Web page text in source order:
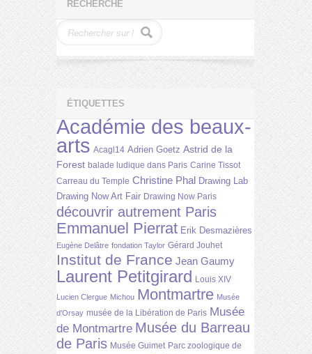
RECHERCHE
ÉTIQUETTES
Académie des beaux-
arts Acagl14 Adrien Goetz Astrid de la
Forest balade ludique dans Paris Carine Tissot
Carreau du Temple Christine Phal Drawing Lab
Drawing Now Art Fair Drawing Now Paris
découvrir autrement Paris
Emmanuel Pierrat Erik Desmazières
Eugène Delâtre fondation Taylor Gérard Jouhet
Institut de France Jean Gaumy
Laurent Petitgirard Louis XIV
Lucien Clergue Michou Montmartre Musée
d'Orsay musée de la Libération de Paris Musée
de Montmartre Musée du Barreau
de Paris Musée Guimet Parc zoologique de